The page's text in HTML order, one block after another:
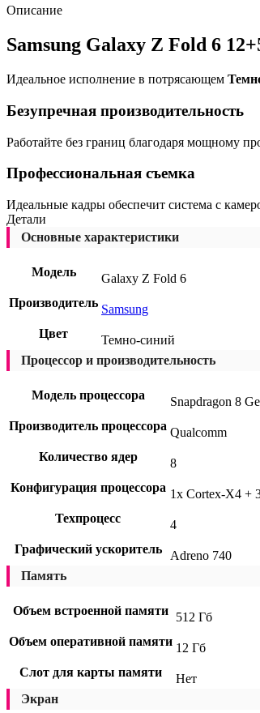
Описание
Samsung Galaxy Z Fold 6
Идеальное исполнение в потрясающем
Безупречная производительность
Работайте без границ благодаря мощному
Профессиональная съемка
Идеальные кадры обеспечит система с
Детали
Основные характеристики
Модель
Galaxy Z Fold 6
Производитель Samsung
Цвет
Темно-синий
Процессор и производительность
Модель процессора
Snapdragon 8
Производитель процессора Qualcomm
Количество ядер
8
Конфигурация процессора 1x Cortex-X4 +
Техпроцесс
4
Графический ускоритель
Adreno 740
Память
Объем встроенной памяти 512 Гб
Объем оперативной памяти 12 Гб
Слот для карты памяти
Нет
Экран